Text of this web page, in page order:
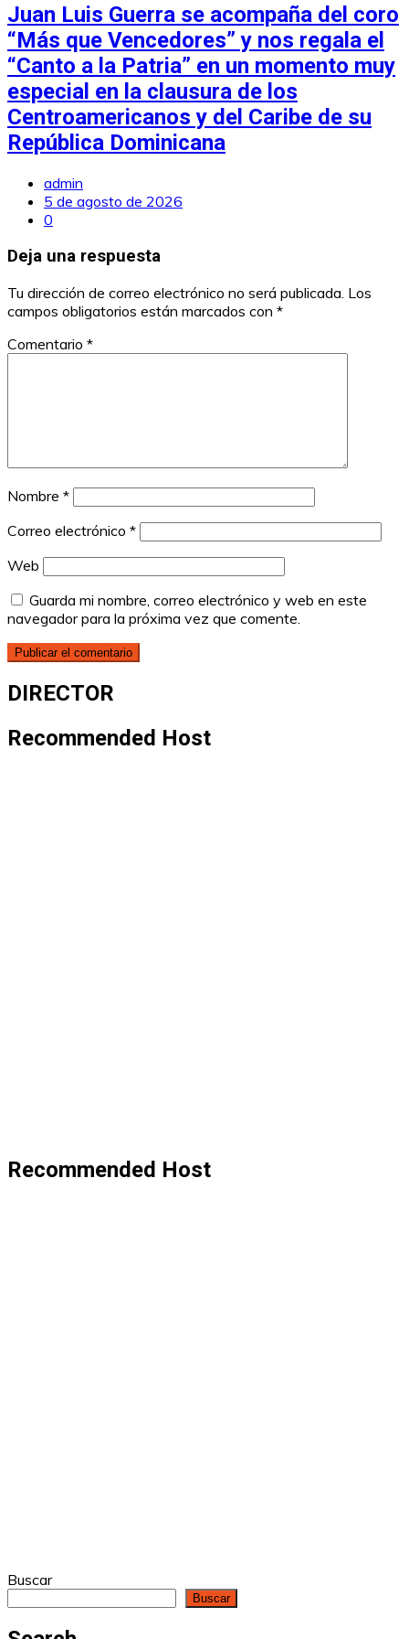
Juan Luis Guerra se acompaña del coro
“Más que Vencedores” y nos regala el
“Canto a la Patria” en un momento muy
especial en la clausura de los
Centroamericanos y del Caribe de su
República Dominicana
admin
5 de agosto de 2026
0
Deja una respuesta
Tu dirección de correo electrónico no será publicada. Los
campos obligatorios están marcados con *
Comentario *
Nombre *
Correo electrónico *
Web
Guarda mi nombre, correo electrónico y web en este
navegador para la próxima vez que comente.
DIRECTOR
Recommended Host
Recommended Host
Buscar
Buscar